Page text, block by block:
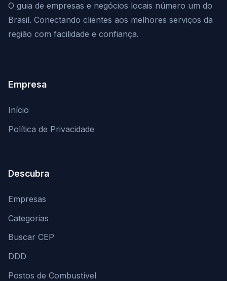
O guia de empresas e negócios locais número um do
Brasil. Conectando clientes aos melhores serviços da
região com facilidade e confiança.
Empresa
Início
Política de Privacidade
Descubra
Empresas
Categorias
Buscar CEP
DDD
Postos de Combustível